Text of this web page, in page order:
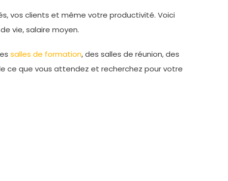
vos clients et même votre productivité. Voici
vie, salaire moyen.
salles de formation, des salles de réunion, des
ce que vous attendez et recherchez pour votre